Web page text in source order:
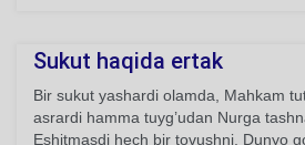
Sukut haqida ertak
Bir sukut yashardi olamda, Mahkam
asrardi hamma tuyg’udan Nurga
Eshitmasdi hech bir tovushni, Dunyo